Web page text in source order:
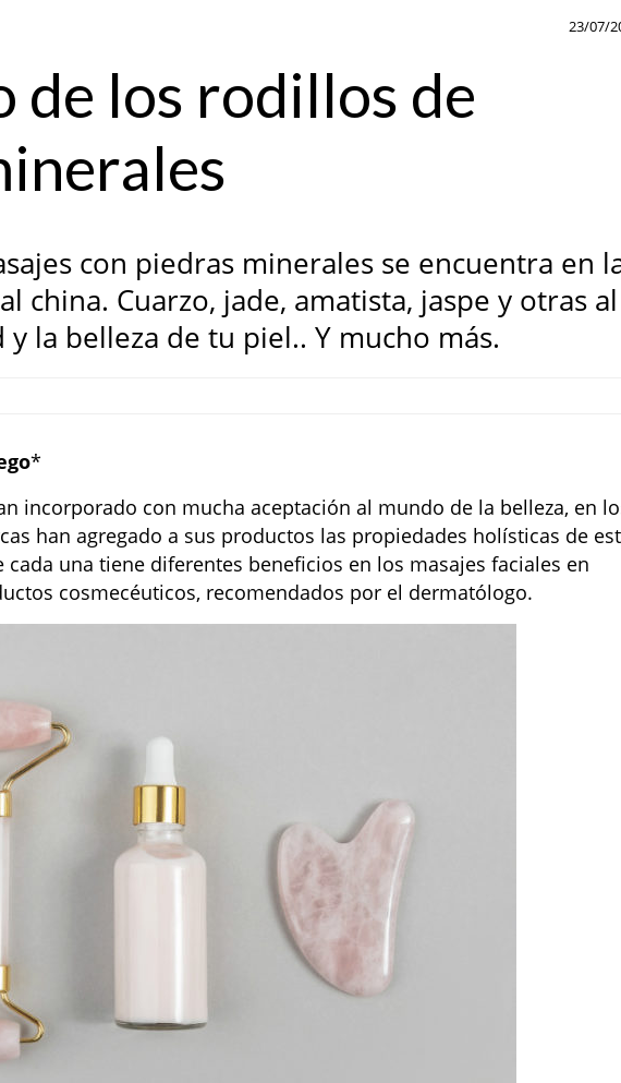
23/07/
de los rodillos de
con piedras minerales se encuentra en
china. Cuarzo, jade, amatista, jaspe y otras al
la belleza de tu piel.. Y mucho más.
*
incorporado con mucha aceptación al mundo de la belleza, en
han agregado a sus productos las propiedades holísticas de
cada una tiene diferentes beneficios en los masajes faciales en
cosmecéuticos, recomendados por el dermatólogo.